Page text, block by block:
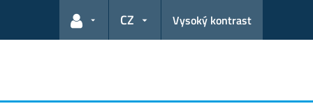
Odkazy pro uživatele
CZ Vysoký kontrast